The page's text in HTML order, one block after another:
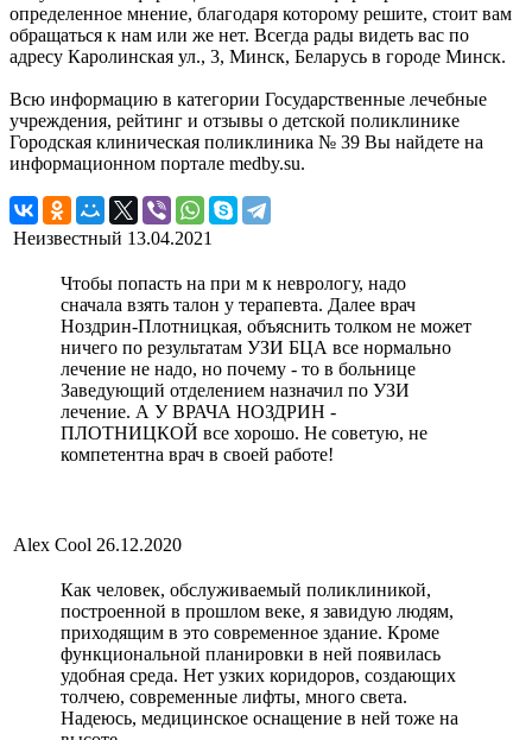
определенное мнение, благодаря которому решите, стоит вам
обращаться к нам или же нет. Всегда рады видеть вас по
адресу Каролинская ул., 3, Минск, Беларусь в городе Минск.
Всю информацию в категории Государственные лечебные
учреждения, рейтинг и отзывы о детской поликлинике
Городская клиническая поликлиника № 39 Вы найдете на
информационном портале medby.su.
Неизвестный 13.04.2021
Чтобы попасть на при м к неврологу, надо
сначала взять талон у терапевта. Далее врач
Ноздрин-Плотницкая, объяснить толком не может
ничего по результатам УЗИ БЦА все нормально
лечение не надо, но почему - то в больнице
Заведующий отделением назначил по УЗИ
лечение. А У ВРАЧА НОЗДРИН -
ПЛОТНИЦКОЙ все хорошо. Не советую, не
компетентна врач в своей работе!
Alex Cool 26.12.2020
Как человек, обслуживаемый поликлиникой,
построенной в прошлом веке, я завидую людям,
приходящим в это современное здание. Кроме
функциональной планировки в ней появилась
удобная среда. Нет узких коридоров, создающих
толчею, современные лифты, много света.
Надеюсь, медицинское оснащение в ней тоже на